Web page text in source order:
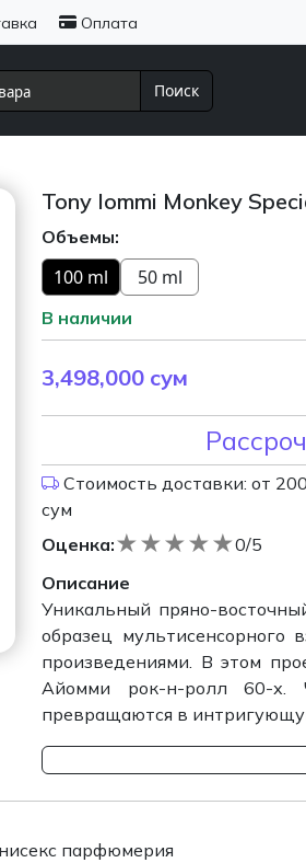
Оплата
Поиск
Tony Iommi Monkey
Объемы:
100 ml 50 ml
В наличии
3,498,000 сум
Стоимость доставки: от
сум
Оценка:
★
★
★
★
★
0/5
Описание
Уникальный пряно-
образец
произведениями. В этом
Айомми рок-н-ролл 60-х.
превращаются в
парфюмерия